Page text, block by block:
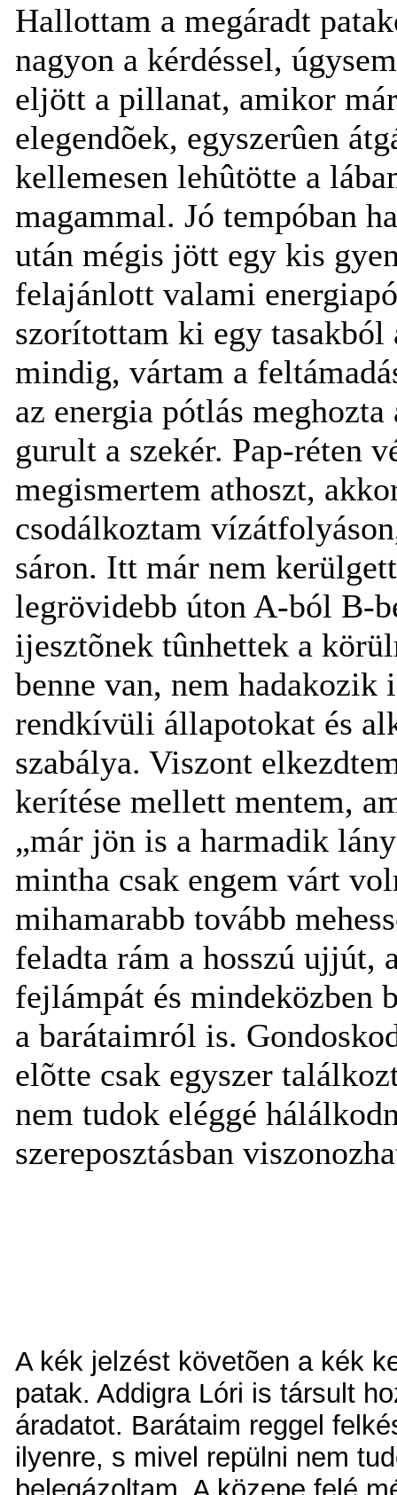
Hallottam a megáradt
nagyon a kérdéssel,
eljött a pillanat, amikor
elegendõek, egyszerûen
kellemesen lehûtötte a
magammal. Jó tempóban
után mégis jött egy kis
felajánlott valami
szorítottam ki egy tasakból
mindig, vártam a
az energia pótlás
gurult a szekér. Pap-réten
megismertem athoszt,
csodálkoztam
sáron. Itt már nem
legrövidebb úton A-ból B-
ijesztõnek tûnhettek a
benne van, nem hadakozik
rendkívüli állapotokat és
szabálya. Viszont
kerítése mellett mentem,
„már jön is a harmadik
mintha csak engem várt
mihamarabb tovább
feladta rám a hosszú ujjút,
fejlámpát és mindeközben
a barátaimról is.
elõtte csak egyszer
nem tudok eléggé
szereposztásban
A kék jelzést követõen a kék
patak. Addigra Lóri is társult
áradatot. Barátaim reggel
ilyenre, s mivel repülni nem